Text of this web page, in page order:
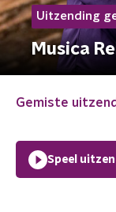
Uitzending
Musica
Gemiste
Speel